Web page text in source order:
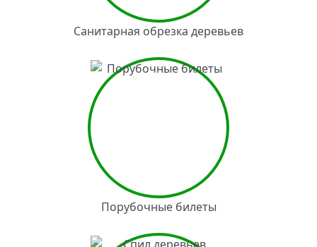
Санитарная обрезка деревьев
Порубочные билеты